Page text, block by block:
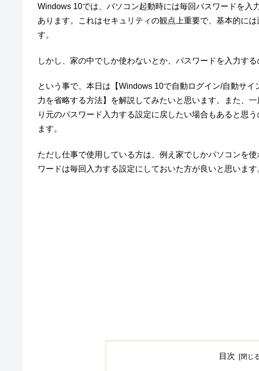
Windows 10では、パソコン起動時には毎回パスワードを入
あります。これはセキュリティの観点上重要で、基本的に
す。
しかし、家の中でしか使わないとか、パスワードを入力す
という事で、本日は【Windows 10で自動ログイン/自動サ
力を省略する方法】を解説してみたいと思います。また、
り元のパスワード入力する設定に戻したい場合もあると思
ます。
ただし仕事で使用している方は、例え家でしかパソコンを
ワードは毎回入力する設定にしておいた方が良いと思います
目次